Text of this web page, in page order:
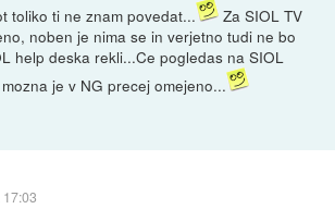
toliko ti ne znam povedat...
Za SIOL TV
noben je nima se in verjetno tudi ne bo
help deska rekli...Ce pogledas na SIOL
je v NG precej omejeno...